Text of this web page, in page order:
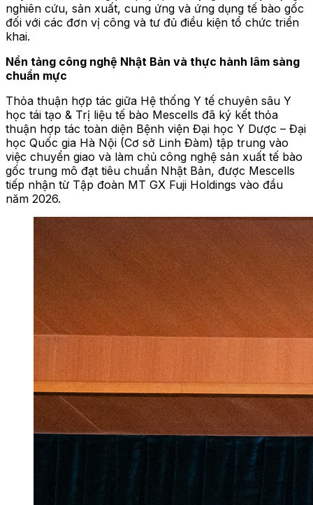
nghiên cứu, sản xuất, cung ứng và ứng dụng tế bào gốc
đối với các đơn vị công và tư đủ điều kiện tổ chức triển
khai.
Nền tảng công nghệ Nhật Bản và thực hành lâm sàng
chuẩn mực
Thỏa thuận hợp tác giữa Hệ thống Y tế chuyên sâu Y
học tái tạo & Trị liệu tế bào Mescells đã ký kết thỏa
thuận hợp tác toàn diện Bệnh viện Đại học Y Dược – Đại
học Quốc gia Hà Nội (Cơ sở Linh Đàm) tập trung vào
việc chuyển giao và làm chủ công nghệ sản xuất tế bào
gốc trung mô đạt tiêu chuẩn Nhật Bản, được Mescells
tiếp nhận từ Tập đoàn MT GX Fuji Holdings vào đầu
năm 2026.